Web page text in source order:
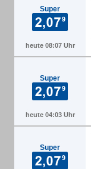
Super
heute 08:07 Uhr
Super
heute 04:03 Uhr
Super